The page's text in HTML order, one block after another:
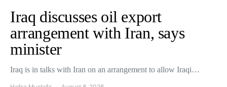
Iraq discusses oil export
arrangement with Iran, says
minister
Iraq is in talks with Iran on an arrangement to allow Iraqi…